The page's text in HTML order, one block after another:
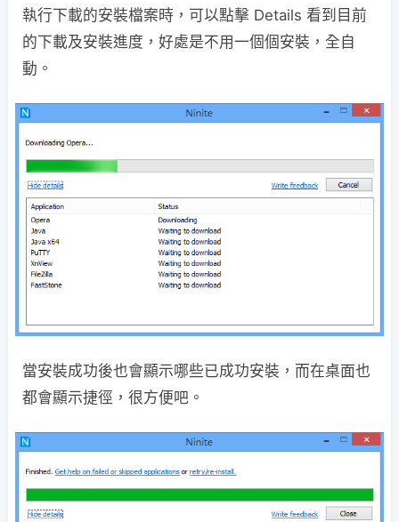
執行下載的安裝檔案時，可以點擊 Details 看到目前
的下載及安裝進度，好處是不用一個個安裝，全自
動。
當安裝成功後也會顯示哪些已成功安裝，而在桌面也
都會顯示捷徑，很方便吧。